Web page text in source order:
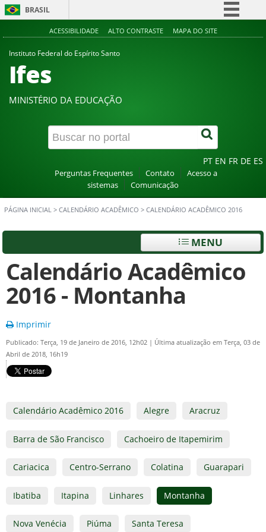
BRASIL
Simplifique!
Canais
ACESSIBILIDADE ALTO CONTRASTE MAPA DO SITE
Instituto Federal do Espírito Santo
Ifes
MINISTÉRIO DA EDUCAÇÃO
PT EN FR DE ES
Perguntas Frequentes Contato
Acesso a
sistemas
Comunicação
PÁGINA INICIAL > CALENDÁRIO ACADÊMICO > CALENDÁRIO ACADÊMICO 2016
MENU
Calendário Acadêmico
2016 - Montanha
Imprimir
Publicado: Terça, 19 de Janeiro de 2016, 12h02 | Última atualização em Terça, 03 de
Abril de 2018, 16h19
Calendário Acadêmico 2016 Alegre Aracruz
Barra de São Francisco Cachoeiro de Itapemirim
Cariacica Centro-Serrano Colatina Guarapari
Ibatiba Itapina Linhares Montanha
Nova Venécia Piúma Santa Teresa